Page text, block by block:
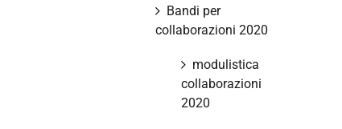
Bandi per
collaborazioni 2020
modulistica
collaborazioni
2020